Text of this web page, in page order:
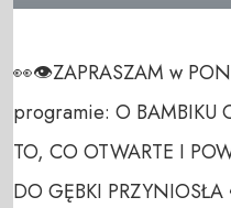
👀👁️ZAPRASZAM w
programie: O BAMBIKU
TO, CO OTWARTE I
DO GĘBKI